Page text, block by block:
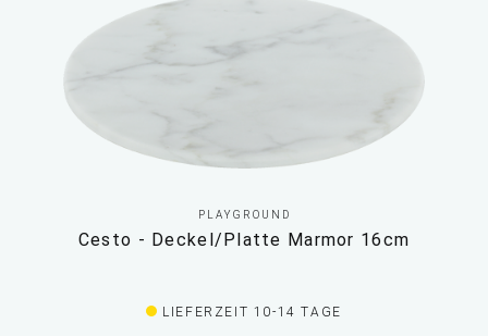
PLAYGROUND
Cesto - Deckel/Platte Marmor 16cm
LIEFERZEIT 10-14 TAGE